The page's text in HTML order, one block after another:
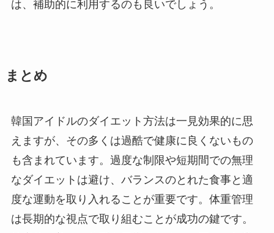
は、補助的に利用するのも良いでしょう。
まとめ
韓国アイドルのダイエット方法は一見効果的に思
えますが、その多くは過酷で健康に良くないもの
も含まれています。過度な制限や短期間での無理
なダイエットは避け、バランスのとれた食事と適
度な運動を取り入れることが重要です。体重管理
は長期的な視点で取り組むことが成功の鍵です。